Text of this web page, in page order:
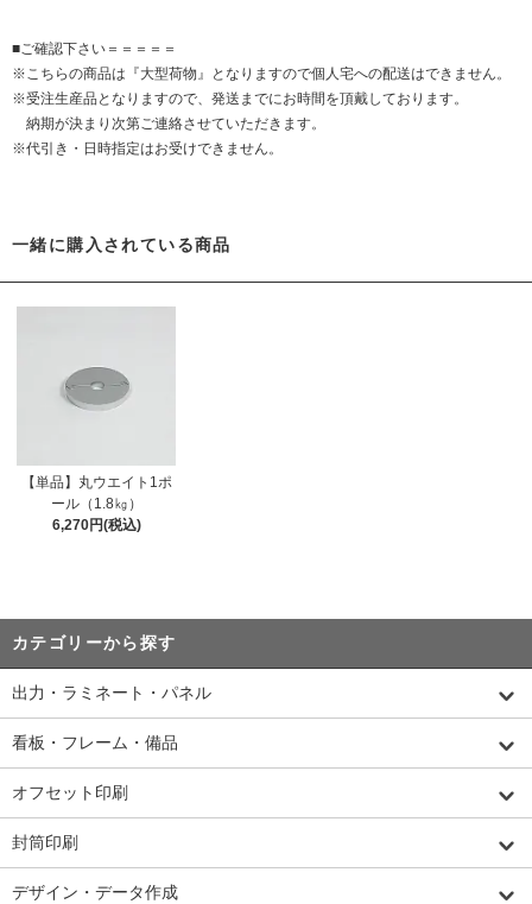
■ご確認下さい＝＝＝＝＝
※こちらの商品は『大型荷物』となりますので個人宅への配送はできません。
※受注生産品となりますので、発送までにお時間を頂戴しております。
納期が決まり次第ご連絡させていただきます。
※代引き・日時指定はお受けできません。
一緒に購入されている商品
【単品】丸ウエイト1ポ
ール（1.8㎏）
6,270円(税込)
カテゴリーから探す
出力・ラミネート・パネル
看板・フレーム・備品
オフセット印刷
封筒印刷
デザイン・データ作成